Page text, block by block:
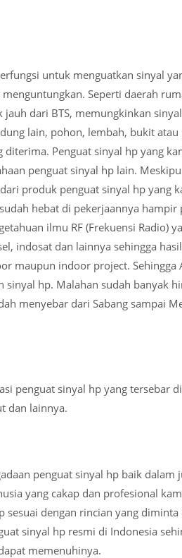
untuk menguatkan sinyal
Seperti daerah
dari BTS, memungkinkan
lain, pohon, lembah, bukit
Penguat sinyal hp yang
penguat sinyal hp lain.
produk penguat sinyal hp yang
hebat di pekerjaannya hampir
ilmu RF (Frekuensi Radio)
indosat dan lainnya sehingga
maupun indoor project. Sehingga
hp. Malahan sudah banyak
menyebar dari Sabang sampai
penguat sinyal hp yang tersebar
dan lainnya.
penguat sinyal hp baik dalam
yang cakap dan profesional
dengan rincian yang
sinyal hp resmi di Indonesia
memenuhinya.